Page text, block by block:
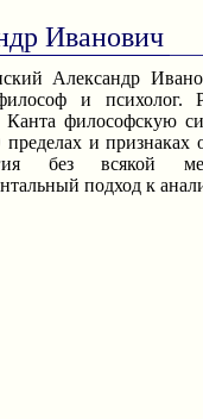
Иванович
Александр
и психолог.
философскую
и признаках
без всякой
подход к